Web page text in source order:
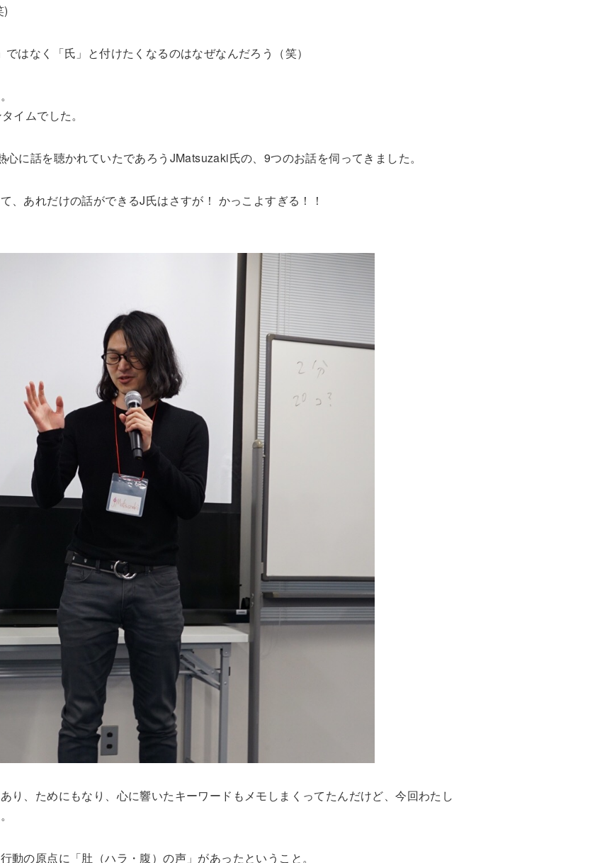
)
はなく「氏」と付けたくなるのはなぜなんだろう（笑）
イムでした。
に話を聴かれていたであろうJMatsuzaki氏の、9つのお話を伺ってきました。
、あれだけの話ができるJ氏はさすが！ かっこよすぎる！！
り、ためにもなり、心に響いたキーワードもメモしまくってたんだけど、今回わたし
動の原点に「肚（ハラ・腹）の声」があったということ。